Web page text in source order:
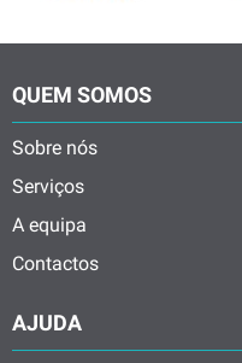
QUEM SOMOS
Sobre nós
Serviços
A equipa
Contactos
AJUDA